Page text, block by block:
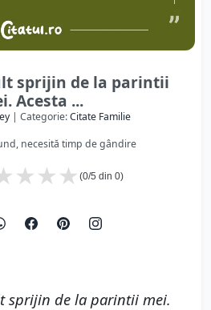
sprijin de la parintii
Acesta ...
| Categorie:Citate Familie
necesită timp de gândire
★
★
★ (0/5 din 0)
sprijin de la parintii mei.